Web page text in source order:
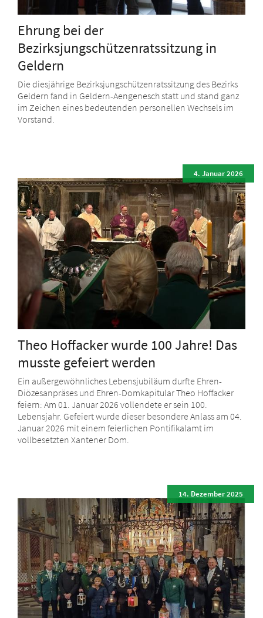
Ehrung bei der
Bezirksjungschützenratssitzung in
Geldern
Die diesjährige Bezirksjungschützenratssitzung des Bezirks
Geldern fand in Geldern-Aengenesch statt und stand ganz
im Zeichen eines bedeutenden personellen Wechsels im
Vorstand.
Theo Hoffacker wurde 100 Jahre! Das
musste gefeiert werden
4. Januar 2026
Ein außergewöhnliches Lebensjubiläum durfte Ehren-
Diözesanpräses und Ehren-Domkapitular Theo Hoffacker
feiern: Am 01. Januar 2026 vollendete er sein 100.
Lebensjahr. Gefeiert wurde dieser besondere Anlass am 04.
Januar 2026 mit einem feierlichen Pontifikalamt im
vollbesetzten Xantener Dom.
14. Dezember 2025